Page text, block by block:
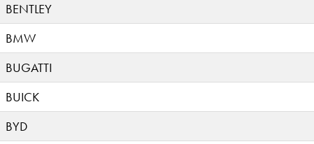
BENTLEY
BMW
BUGATTI
BUICK
BYD